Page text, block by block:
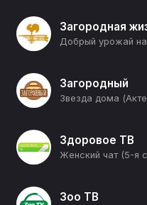
Загородная
Загородный
Звезда дома
Здоровое ТВ
Женский чат (5-я
Зоо ТВ